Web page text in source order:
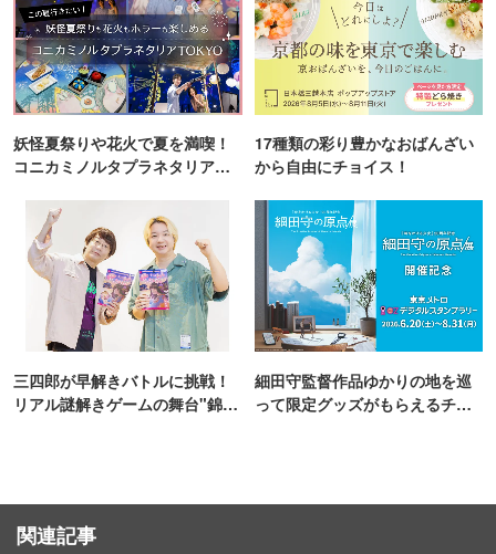
妖怪夏祭りや花火で夏を満喫！
コニカミノルタプラネタリア
17種類の彩り豊かなおばんざい
から自由にチョイス！
三四郎が早解きバトルに挑戦！
リアル謎解きゲームの舞台"錦糸
細田守監督作品ゆかりの地を巡
って限定グッズがもらえるチャ
関連記事